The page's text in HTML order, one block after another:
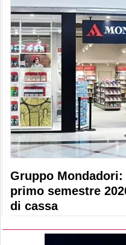
Gruppo
primo semestre
di cassa